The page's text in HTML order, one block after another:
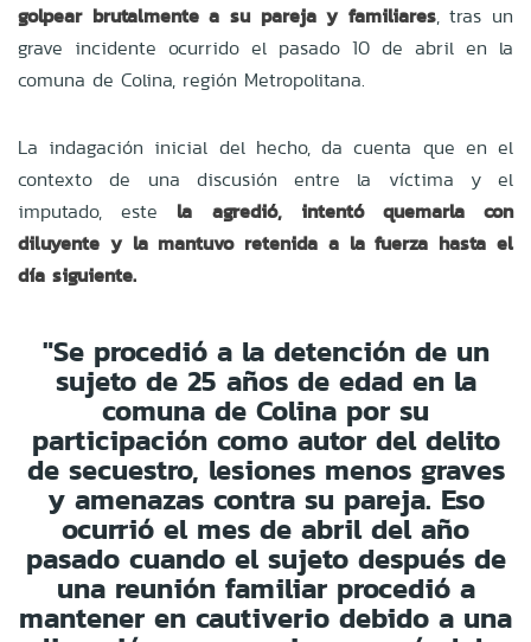
golpear brutalmente a su pareja y familiares, tras un
grave incidente ocurrido el pasado 10 de abril en la
comuna de Colina, región Metropolitana.
La indagación inicial del hecho, da cuenta que en el
contexto de una discusión entre la víctima y el
imputado, este la agredió, intentó quemarla con
diluyente y la mantuvo retenida a la fuerza hasta el
día siguiente.
"Se procedió a la detención de un
sujeto de 25 años de edad en la
comuna de Colina por su
participación como autor del delito
de secuestro, lesiones menos graves
y amenazas contra su pareja. Eso
ocurrió el mes de abril del año
pasado cuando el sujeto después de
una reunión familiar procedió a
mantener en cautiverio debido a una